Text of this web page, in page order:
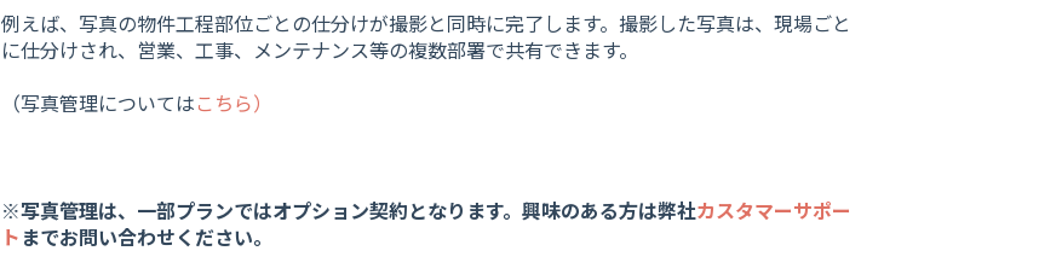
例えば、写真の物件工程部位ごとの仕分けが撮影と同時に完了します。撮影した写真は、現場ごと
に仕分けされ、営業、工事、メンテナンス等の複数部署で共有できます。
（写真管理についてはこちら）
※写真管理は、一部プランではオプション契約となります。興味のある方は弊社カスタマーサポー
ト までお問い合わせください。